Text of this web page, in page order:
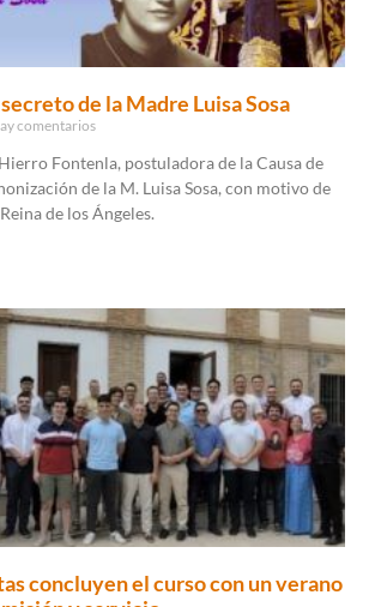
de la Madre Luisa Sosa
comentarios
Fontenla, postuladora de la Causa de
de la M. Luisa Sosa, con motivo de
de los Ángeles.
concluyen el curso con un verano